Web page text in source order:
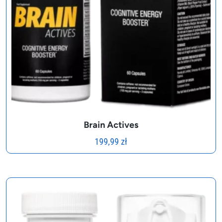
Brain Actives
199,99 zł